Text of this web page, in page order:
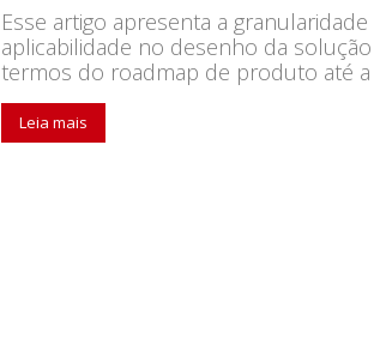
Esse artigo apresenta a
aplicabilidade no desenho da
termos do roadmap de produto até a
Leia mais